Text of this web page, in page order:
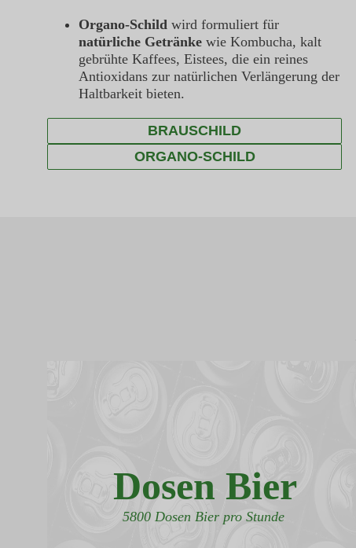
Organo-Schild wird formuliert für
natürliche Getränkewie Kombucha, kalt
gebrühte Kaffees, Eistees, die ein reines
Antioxidans zur natürlichen Verlängerung der
Haltbarkeit bieten.
BRAUSCHILD
ORGANO-SCHILD
Dosen Bier
5800 Dosen Bier pro Stunde